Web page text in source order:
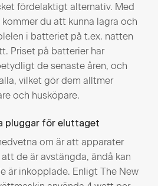
fördelaktigt alternativ. Med
du att kunna lagra och
i batteriet på t.ex. natten
Priset på batterier har
de senaste åren, och
vilket gör dem alltmer
och husköpare.
pluggar för eluttaget
om är att apparater
de är avstängda, ändå kan
är inkopplade. Enligt The New